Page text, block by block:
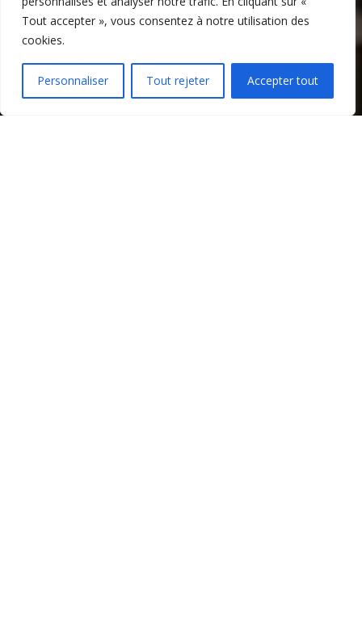
Tout accepter », vous consentez à notre utilisation des
cookies.
Personnaliser Tout rejeter Accepter tout